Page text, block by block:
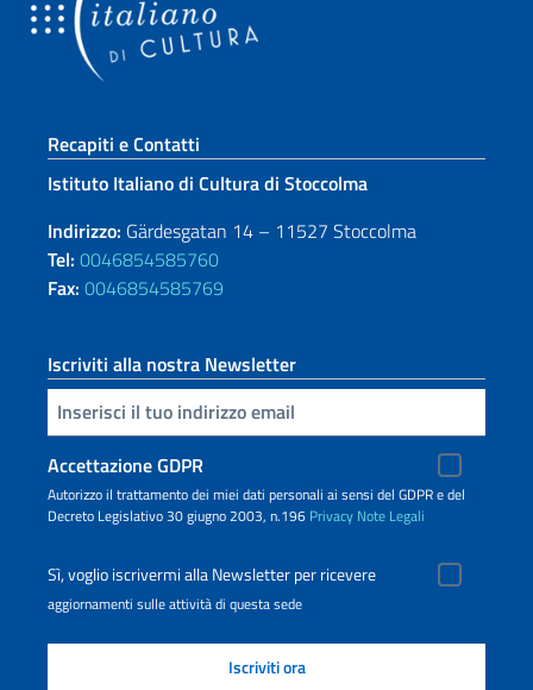
Sezione footer
Recapiti e Contatti
Istituto Italiano di Cultura di Stoccolma
Indirizzo: Gärdesgatan 14 – 11527 Stoccolma
Tel: 0046854585760
Fax: 0046854585769
Iscriviti alla nostra Newsletter
Inserisci la tua email
Accettazione GDPR
Autorizzo il trattamento dei miei dati personali ai sensi del GDPR e del
Decreto Legislativo 30 giugno 2003, n.196 Privacy Note Legali
Sì, voglio iscrivermi alla Newsletter per ricevere
aggiornamenti sulle attività di questa sede